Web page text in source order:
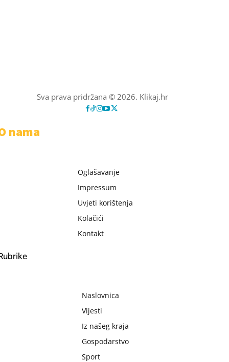
Sva prava pridržana © 2026. Klikaj.hr
nama
Oglašavanje
Impressum
Uvjeti korištenja
Kolačići
Kontakt
Naslovnica
Vijesti
Iz našeg kraja
Gospodarstvo
Sport